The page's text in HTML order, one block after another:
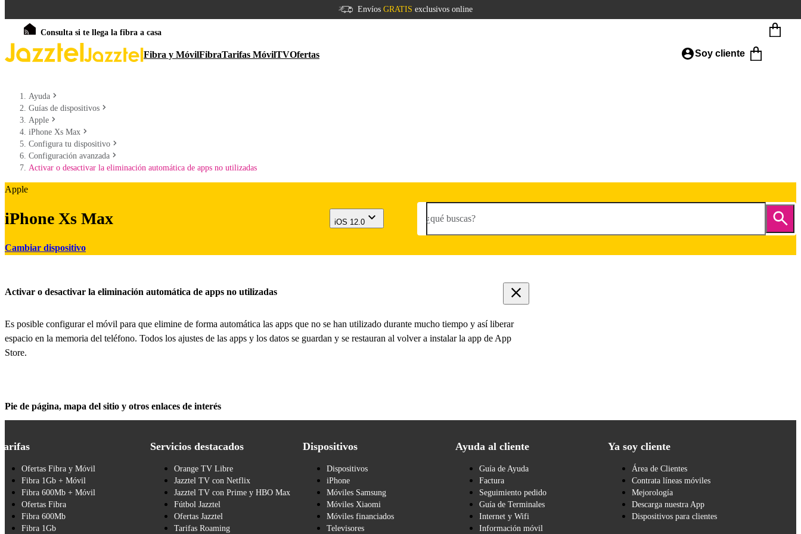
Envíos GRATIS exclusivos online
Consulta si te llega la fibra a casa
Fibra y MóvilFibraTarifas MóvilTVOfertas Soy cliente
Ayuda
Guías de dispositivos
Apple
iPhone Xs Max
Configura tu dispositivo
Configuración avanzada
Activar o desactivar la eliminación automática de apps no utilizadas
Apple
iPhone Xs Max
Cambiar dispositivo
iOS 12.0 ¿qué buscas?
Activar o desactivar la eliminación automática de apps no utilizadas
Es posible configurar el móvil para que elimine de forma automática las apps que no se han utilizado durante mucho tiempo y así liberar
espacio en la memoria del teléfono. Todos los ajustes de las apps y los datos se guardan y se restauran al volver a instalar la app de App
Store.
Pie de página, mapa del sitio y otros enlaces de interés
Ofertas Fibra y Móvil
Fibra 1Gb + Móvil
Fibra 600Mb + Móvil
Ofertas Fibra
Fibra 600Mb
Fibra 1Gb
Servicios destacados
Orange TV Libre
Jazztel TV con Netflix
Jazztel TV con Prime y HBO Max
Fútbol Jazztel
Ofertas Jazztel
Tarifas Roaming
Dispositivos
Dispositivos
iPhone
Móviles Samsung
Móviles Xiaomi
Móviles financiados
Televisores
Ayuda al cliente
Guía de Ayuda
Factura
Seguimiento pedido
Guía de Terminales
Internet y Wifi
Información móvil
Ya soy cliente
Área de Clientes
Contrata líneas móviles
Mejorología
Descarga nuestra App
Dispositivos para clientes